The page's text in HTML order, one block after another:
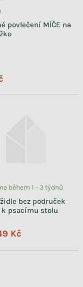
povlečení MÍČE na
bez područek
k psacímu stolu
během 1 - 3 týdnů
Kč